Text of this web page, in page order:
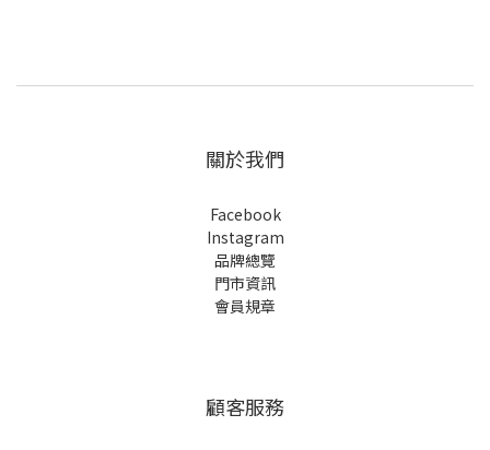
關於我們
Facebook
Instagram
品牌總覽
門市資訊
會員規章
顧客服務